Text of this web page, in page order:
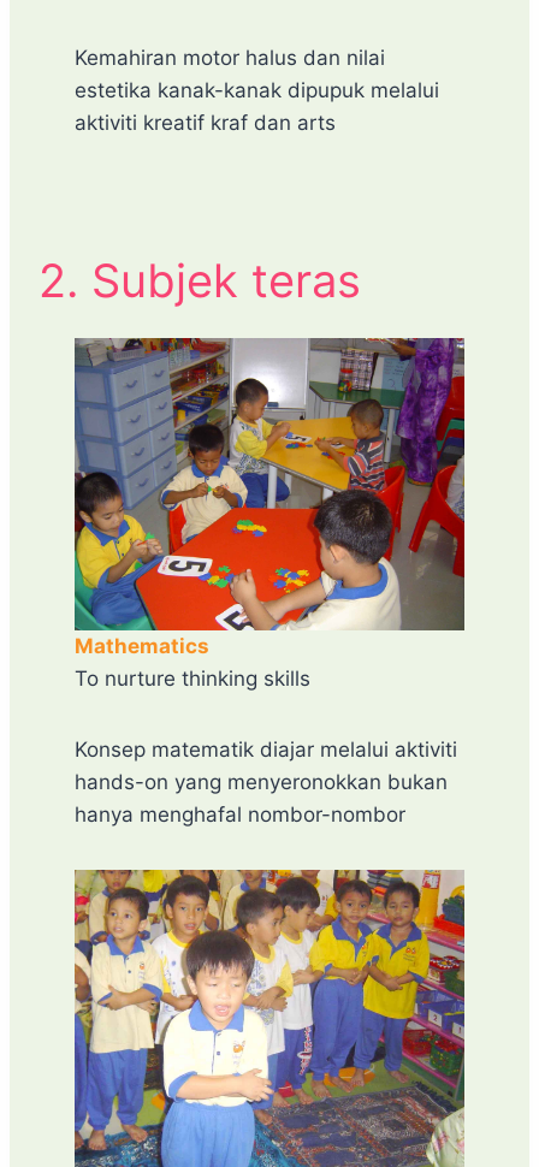
Kemahiran motor halus dan nilai
estetika kanak-kanak dipupuk melalui
aktiviti kreatif kraf dan arts
2. Subjek teras
Mathematics
To nurture thinking skills
Konsep matematik diajar melalui aktiviti
hands-on yang menyeronokkan bukan
hanya menghafal nombor-nombor